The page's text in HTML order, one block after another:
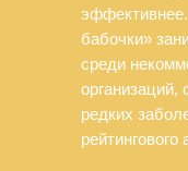
бабочки»
среди
редких
рейтингового